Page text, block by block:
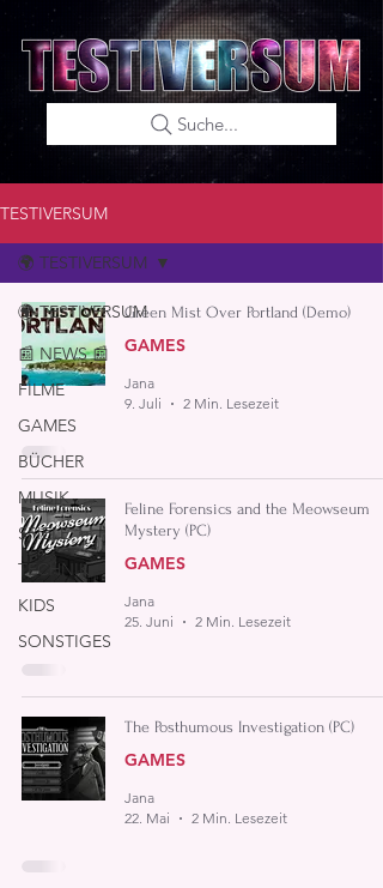
Suche...
TESTIVERSUM
🌍 TESTIVERSUM
📰 NEWS 📰
FILME
GAMES
BÜCHER
MUSIK
SPIELE
TECHNIK
KIDS
SONSTIGES
🌍 TESTIVERSUM
Green Mist Over Portland (Demo)
GAMES
Jana
9. Juli
2 Min. Lesezeit
Feline Forensics and the Meowseum
Mystery (PC)
GAMES
Jana
25. Juni
2 Min. Lesezeit
The Posthumous Investigation (PC)
GAMES
Jana
22. Mai
2 Min. Lesezeit